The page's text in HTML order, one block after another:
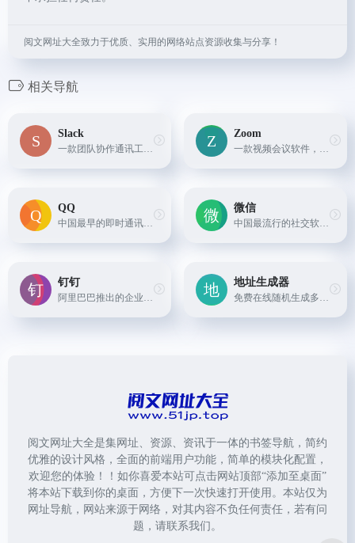
阅文网址大全致力于优质、实用的网络站点资源收集与分享！
相关导航
Slack
一款团队协作通讯工具，支持文字、语音、视频等多种形式的通讯，同时提供文件共享、任务管理等功能。
Zoom
一款视频会议软件，支持多人在线会议，同时提供实时翻译、录制等功能。
QQ
中国最早的即时通讯软件之一，支持文字、语音、视频等多种形式的通讯，同时提供空间、邮箱、游戏等功能。
微信
中国最流行的社交软件之一，支持文字、语音、视频等多种形式的通讯，同时提供朋友圈、公众号等功能。
钉钉
阿里巴巴推出的企业通讯软件，支持文字、语音、视频等多种形式的通讯，同时提供考勤、审批、公告等功能。
地址生成器
免费在线随机生成多国地址, 身份信息，信用卡信息，手机号码和其他基本信息。还会随机生成工作信息，财务信息，兴趣爱好等信息。
阅文网址大全是集网址、资源、资讯于一体的书签导航，简约
优雅的设计风格，全面的前端用户功能，简单的模块化配置，
欢迎您的体验！！如你喜爱本站可点击网站顶部“添加至桌面”
将本站下载到你的桌面，方便下一次快速打开使用。本站仅为
网址导航，网站来源于网络，对其内容不负任何责任，若有问
题，请联系我们。